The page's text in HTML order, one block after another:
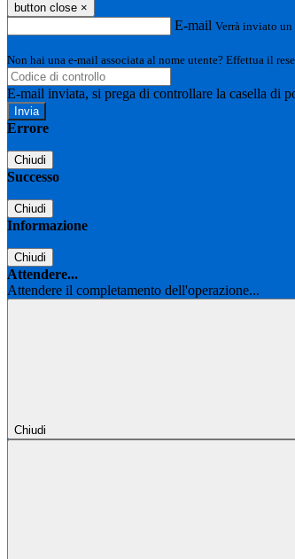
button close ×
E-mail Verrà inviato
Non hai una e-mail associata al nome utente? Effettua il
E-mail inviata, si prega di controllare la casella di
Errore
Chiudi
Successo
Chiudi
Informazione
Chiudi
Attendere...
Attendere il completamento dell'operazione...
Chiudi